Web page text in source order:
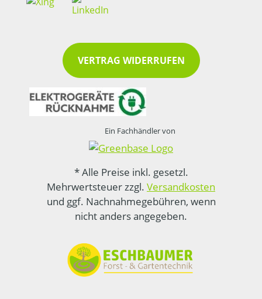
VERTRAG WIDERRUFEN
Ein Fachhändler von
* Alle Preise inkl. gesetzl.
Mehrwertsteuer zzgl. Versandkosten
und ggf. Nachnahmegebühren, wenn
nicht anders angegeben.